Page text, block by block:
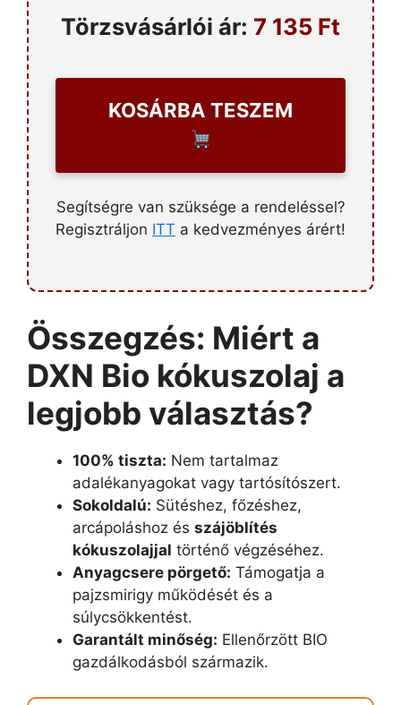
Törzsvásárlói ár: 7 135 Ft
KOSÁRBA TESZEM
Segítségre van szüksége a rendeléssel?
Regisztráljon ITT a kedvezményes árért!
Összegzés: Miért a
DXN Bio kókuszolaj a
legjobb választás?
100% tiszta: Nem tartalmaz
adalékanyagokat vagy tartósítószert.
Sokoldalú: Sütéshez, főzéshez,
arcápoláshoz és szájöblítés
kókuszolajjal történő végzéséhez.
Anyagcsere pörgető: Támogatja a
pajzsmirigy működését és a
súlycsökkentést.
Garantált minőség: Ellenőrzött BIO
gazdálkodásból származik.